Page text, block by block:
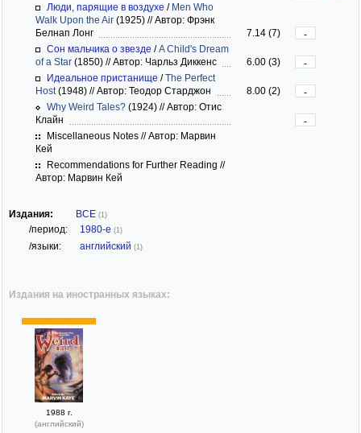
Люди, парящие в воздухе / Men Who
Walk Upon the Air (1925) //Автор: Фрэнк
Белнап Лонг
7.14 (7)
-
Сон мальчика о звезде /A Child's Dream
of a Star (1850) //Автор: Чарльз Диккенс 6.00 (3)
-
Идеальное пристанище /The Perfect
Host(1948) //Автор: Теодор Старджон 8.00 (2)
-
Why Weird Tales? (1924) //Автор: Отис
Клайн
-
Miscellaneous Notes //Автор: Марвин
Кей
Recommendations for Further Reading //
Автор: Марвин Кей
Издания: ВСЕ (1)
/период: 1980-е (1)
/языки: английский (1)
Издания на иностранных языках:
1988 г.
(английский)